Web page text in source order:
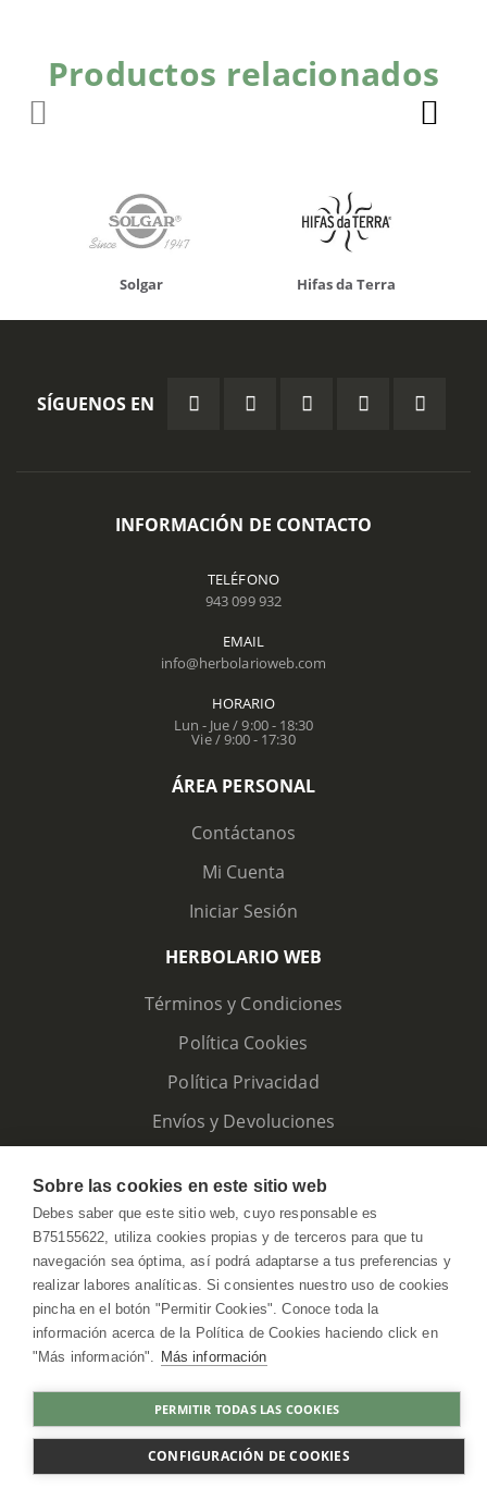
AGOTADO
Productos relacionados
Solgar Hifas da Terra
SÍGUENOS EN
INFORMACIÓN DE CONTACTO
TELÉFONO
943 099 932
EMAIL
info@herbolarioweb.com
HORARIO
Lun - Jue / 9:00 - 18:30
Vie / 9:00 - 17:30
ÁREA PERSONAL
Contáctanos
Mi Cuenta
Iniciar Sesión
HERBOLARIO WEB
Términos y Condiciones
Política Cookies
Política Privacidad
Envíos y Devoluciones
HerbolarioWeb © 2026. All Rights Reserved
Sobre las cookies en este sitio web
Debes saber que este sitio web, cuyo responsable es
B75155622, utiliza cookies propias y de terceros para que tu
navegación sea óptima, así podrá adaptarse a tus preferencias y
realizar labores analíticas. Si consientes nuestro uso de cookies
pincha en el botón "Permitir Cookies". Conoce toda la
información acerca de la Política de Cookies haciendo click en
"Más información". Más información
PERMITIR TODAS LAS COOKIES
CONFIGURACIÓN DE COOKIES